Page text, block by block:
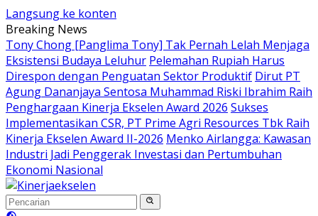
Langsung ke konten
Breaking News
Tony Chong [Panglima Tony] Tak Pernah Lelah Menjaga
Eksistensi Budaya Leluhur Pelemahan Rupiah Harus
Direspon dengan Penguatan Sektor Produktif Dirut PT
Agung Dananjaya Sentosa Muhammad Riski Ibrahim Raih
Penghargaan Kinerja Ekselen Award 2026 Sukses
Implementasikan CSR, PT Prime Agri Resources Tbk Raih
Kinerja Ekselen Award II-2026 Menko Airlangga: Kawasan
Industri Jadi Penggerak Investasi dan Pertumbuhan
Ekonomi Nasional